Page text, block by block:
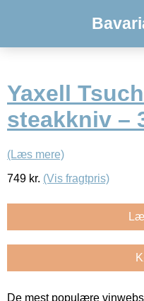
Yaxell
steakkniv –
(Læs mere)
749 kr. (Vis fragtpris)
De mest populære